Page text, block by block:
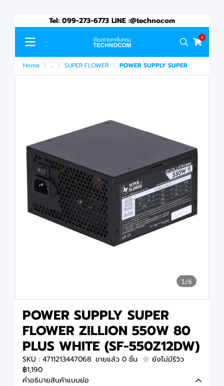
Tel: 099-273-6773 LINE :@technocom
0
Home ... SUPER FLOWER POWER SUPPLY SUPER FLOWER ZILLION 550W 80 PLUS WHITE (SF-550Z12DW)
1/6
POWER SUPPLY SUPER
FLOWER ZILLION 550W 80
PLUS WHITE (SF-550Z12DW)
SKU : 4711213447068 ขายแล้ว 0 ชิ้น
ยังไม่มีรีวิว
฿1,190
คำอธิบายสินค้าแบบย่อ